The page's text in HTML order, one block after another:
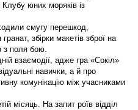
Клубу юних моряків із
смугу перешкод,
збірки макетів зброї на
з поля бою.
взаємодії, адже гра «Сокіл»
навички, а й про
комунікацію між учасниками
місяць. На запит роїв відділ